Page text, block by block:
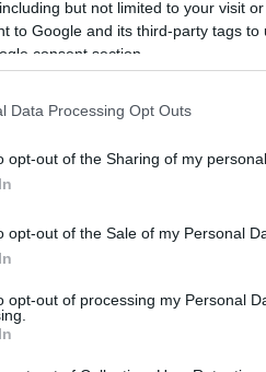
but not limited to your visit
to Google and its third-party tags
consent section.
Data Processing Opt Outs
opt-out of the Sharing of my personal
opt-out of the Sale of my Personal
opt-out of processing my Personal
2024. 07. 11. |Kultúrpart
Augusztus 8-án – a legendás
Esma Redžepova
helyszín, és 50 zenekar vesz
Augusztus 8-án – a legendás
kerül a Cigány Dal Napja, mely
cigány és nemcigány művészek